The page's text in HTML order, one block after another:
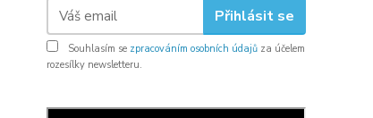
Přihlásit se
Souhlasím se zpracováním osobních údajů za účelem
rozesílky newsletteru.